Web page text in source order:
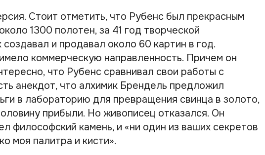
Стоит отметить, что Рубенс был прекрасным
1300 полотен, за 41 год творческой
и продавал около 60 картин в год.
коммерческую направленность. Причем он
что Рубенс сравнивал свои работы с
анекдот, что алхимик Брендель предложил
в лабораторию для превращения свинца в золото,
прибыли. Но живописец отказался. Он
философский камень, и «ни один из ваших секретов
моя палитра и кисти».